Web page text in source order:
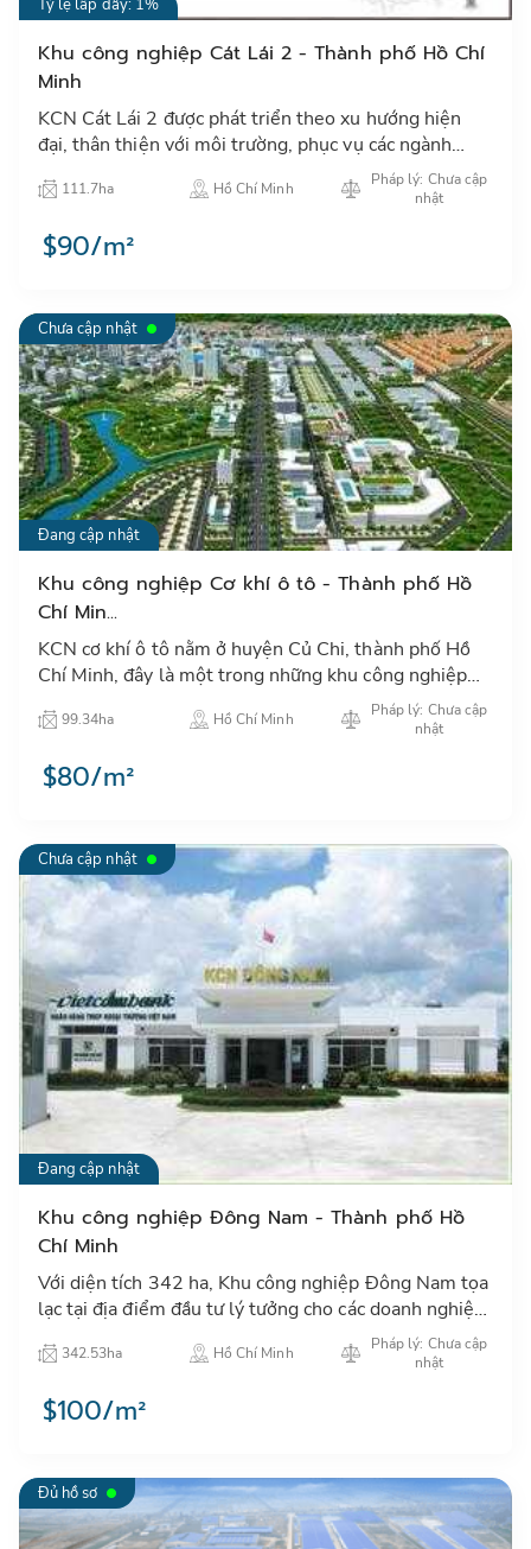
Tỷ lệ lấp đầy: 1%
Khu công nghiệp Cát Lái 2 - Thành phố Hồ Chí
Minh
KCN Cát Lái 2 được phát triển theo xu hướng hiện
đại, thân thiện với môi trường, phục vụ các ngành
công nghiệp nhẹ, điện tử và các ngành công nghệ cao
có liên q…
111.7ha Hồ Chí Minh
Pháp lý: Chưa cập
nhật
$90/m²
Chưa cập nhật
Đang cập nhật
Khu công nghiệp Cơ khí ô tô - Thành phố Hồ
Chí Min...
KCN cơ khí ô tô nằm ở huyện Củ Chi, thành phố Hồ
Chí Minh, đây là một trong những khu công nghiệp
đặc trưng trong công nghiệp cơ khí ô tô ở thành phố
Hồ Chí Min…
99.34ha Hồ Chí Minh
Pháp lý: Chưa cập
nhật
$80/m²
Chưa cập nhật
Đang cập nhật
Khu công nghiệp Đông Nam - Thành phố Hồ
Chí Minh
Với diện tích 342 ha, Khu công nghiệp Đông Nam tọa
lạc tại địa điểm đầu tư lý tưởng cho các doanh nghiệp
yêu cầu các gói cơ sở hạ tầng hoàn chỉnh - an toàn,
hiệ…342.53ha Hồ Chí Minh
Pháp lý: Chưa cập
nhật
$100/m²
Đủ hồ sơ